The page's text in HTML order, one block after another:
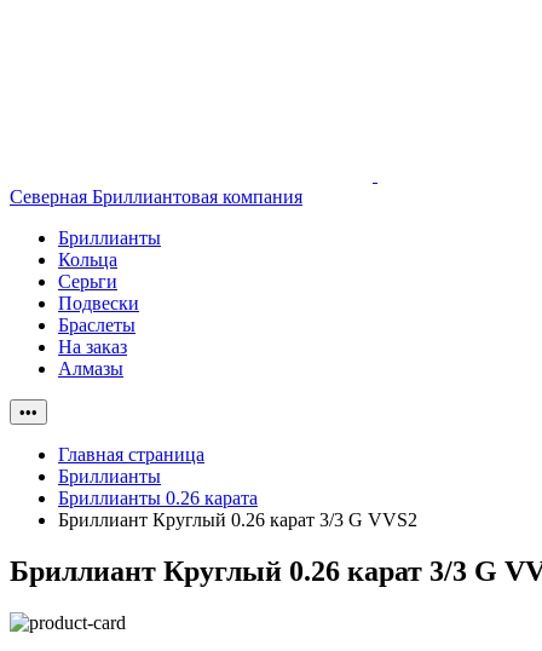
Северная Бриллиантовая компания
Бриллианты
Кольца
Серьги
Подвески
Браслеты
На заказ
Алмазы
•••
Главная страница
Бриллианты
Бриллианты 0.26 карата
Бриллиант Круглый 0.26 карат 3/3 G VVS2
Бриллиант Круглый 0.26 карат 3/3 G